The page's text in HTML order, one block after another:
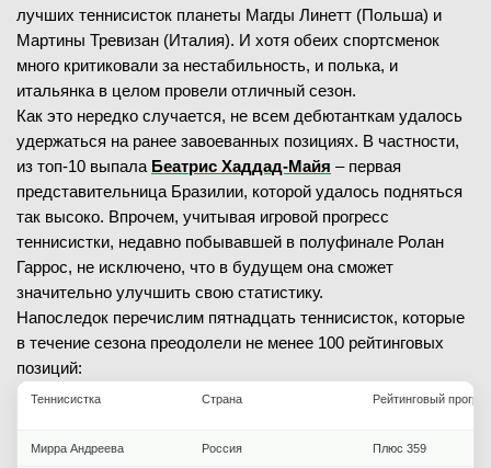
лучших теннисисток планеты Магды Линетт (Польша) и
Мартины Тревизан (Италия). И хотя обеих спортсменок
много критиковали за нестабильность, и полька, и
итальянка в целом провели отличный сезон.
Как это нередко случается, не всем дебютанткам удалось
удержаться на ранее завоеванных позициях. В частности,
из топ-10 выпала Беатрис Хаддад-Майя – первая
представительница Бразилии, которой удалось подняться
так высоко. Впрочем, учитывая игровой прогресс
теннисистки, недавно побывавшей в полуфинале Ролан
Гаррос, не исключено, что в будущем она сможет
значительно улучшить свою статистику.
Напоследок перечислим пятнадцать теннисисток, которые
в течение сезона преодолели не менее 100 рейтинговых
позиций:
Теннисистка Страна Рейтинговый
Мирра Андреева Россия Плюс 359